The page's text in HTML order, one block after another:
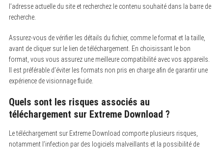
l’adresse actuelle du site et recherchez le contenu souhaité dans la barre de
recherche.
Assurez-vous de vérifier les détails du fichier, comme le format et la taille,
avant de cliquer sur le lien de téléchargement. En choisissant le bon
format, vous vous assurez une meilleure compatibilité avec vos appareils.
Il est préférable d’éviter les formats non pris en charge afin de garantir une
expérience de visionnage fluide.
Quels sont les risques associés au
téléchargement sur Extreme Download ?
Le téléchargement sur Extreme Download comporte plusieurs risques,
notamment l’infection par des logiciels malveillants et la possibilité de